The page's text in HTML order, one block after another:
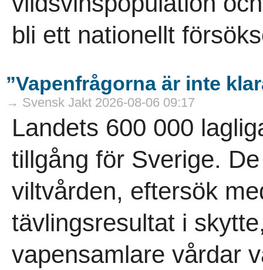
bli ett nationellt
”Vapenfrågorna är inte
→ Svensk Jakt 2026-08-06 09:17
Landets 600 000
tillgång för Sverige.
viltvården, eftersök
tävlingsresultat i
vapensamlare vårdar